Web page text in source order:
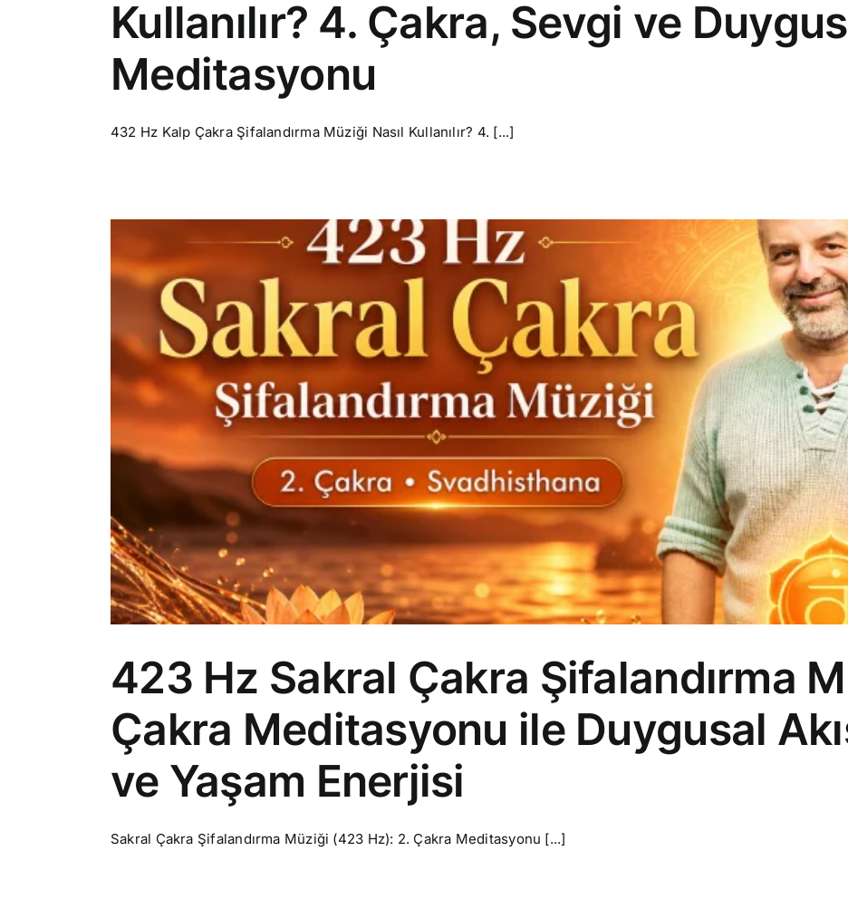
Kullanılır? 4. Çakra, Sevgi ve
Meditasyonu
432 Hz Kalp Çakra Şifalandırma Müziği Nasıl Kullanılır? 4. [...]
423 Hz Sakral Çakra Şifalandırma
Çakra Meditasyonu ile Duygusal
ve Yaşam Enerjisi
Sakral Çakra Şifalandırma Müziği (423 Hz): 2. Çakra Meditasyonu [...]